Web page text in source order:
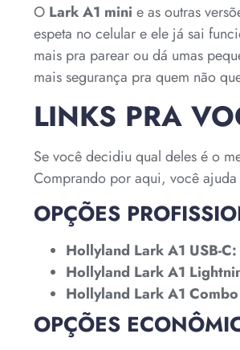
O Lark A1 mini e as outras
espeta no celular e ele já sai
mais pra parear ou dá umas
mais segurança pra quem não
LINKS PRA
Se você decidiu qual deles é o
Comprando por aqui, você ajuda
OPÇÕES
Hollyland Lark A1 USB-C:
Hollyland Lark A1
Hollyland Lark A1
OPÇÕES